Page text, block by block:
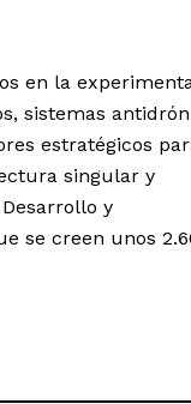
en la
sistemas
estratégicos
singular y
y
se creen unos